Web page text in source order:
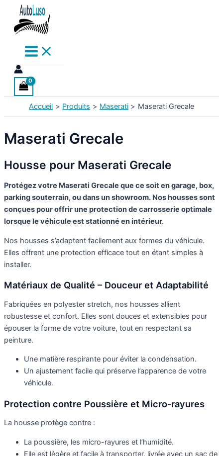
contenu
Accueil Produits Maserati Maserati Grecale
Maserati Grecale
Housse pour Maserati Grecale
Protégez votre Maserati Grecale que ce soit en garage, box,
parking souterrain, ou dans un showroom. Nos housses sont
conçues pour offrir une protection de carrosserie optimale
lorsque le véhicule est stationné en intérieur.
Nos housses s’adaptent facilement aux formes du véhicule.
Elles offrent une protection efficace tout en étant simples à
installer.
Matériaux de Qualité – Douceur et Adaptabilité
Fabriquées en polyester stretch, nos housses allient
robustesse et confort. Elles sont douces et extensibles pour
épouser la forme de votre voiture, tout en respectant sa
peinture.
Une matière respirante pour éviter la condensation.
Un ajustement facile qui préserve l’apparence de votre
véhicule.
Protection contre Poussière et Micro-rayures
La housse protège contre :
La poussière, les micro-rayures et l’humidité.
Elle est légère et facile à transporter, livrée avec un sac de